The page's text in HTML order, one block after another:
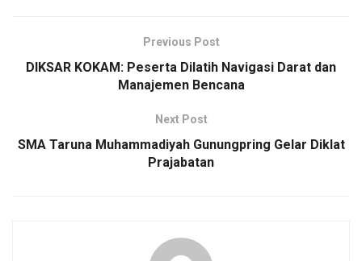
Previous Post
DIKSAR KOKAM: Peserta Dilatih Navigasi Darat dan
Manajemen Bencana
Next Post
SMA Taruna Muhammadiyah Gunungpring Gelar Diklat
Prajabatan